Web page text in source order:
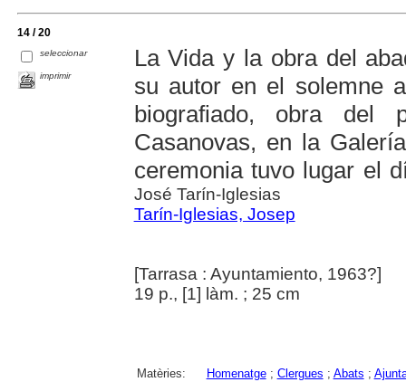
14 / 20
seleccionar
imprimir
La Vida y la obra del
su autor en el solemne
biografiado, obra del
Casanovas, en la
ceremonia tuvo lugar el
José Tarín-Iglesias
Tarín-Iglesias, Josep
[Tarrasa : Ayuntamiento, 1963?]
19 p., [1] làm. ; 25 cm
Matèries: Homenatge; Clergues ; Abats ;